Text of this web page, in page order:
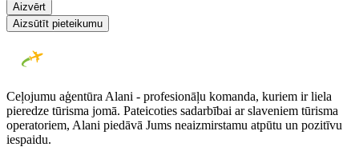
Aizvērt
Aizsūtīt pieteikumu
Ceļojumu aģentūra Alani - profesionāļu komanda, kuriem ir liela
pieredze tūrisma jomā. Pateicoties sadarbībai ar slaveniem tūrisma
operatoriem, Alani piedāvā Jums neaizmirstamu atpūtu un pozitīvu
iespaidu.